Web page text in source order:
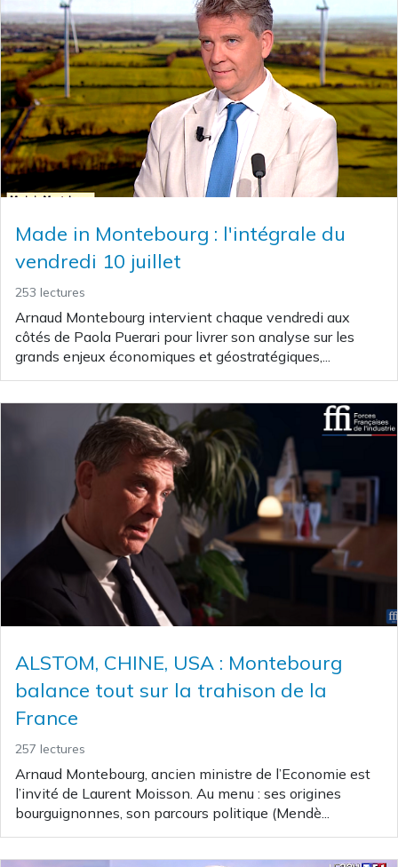
Made in Montebourg : l'intégrale du
vendredi 10 juillet
253 lectures
Arnaud Montebourg intervient chaque vendredi aux
côtés de Paola Puerari pour livrer son analyse sur les
grands enjeux économiques et géostratégiques,...
ALSTOM, CHINE, USA : Montebourg
balance tout sur la trahison de la
France
257 lectures
Arnaud Montebourg, ancien ministre de l’Economie est
l’invité de Laurent Moisson. Au menu : ses origines
bourguignonnes, son parcours politique (Mendè...